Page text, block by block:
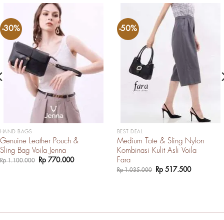
-30%
HAND BAGS
Genuine Leather Pouch &
Sling Bag Voila Jenna
Rp1.100.000
Harga
aslinya
Rp 770.000Harga
-50%
BEST DEAL
Medium Tote & Sling Nylon
Kombinasi Kulit Asli Voila
Fara
Rp1.035.000
Harga
aslinya
Rp 517.500Harga